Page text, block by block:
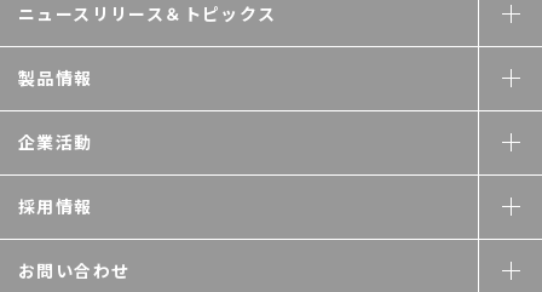
ニュースリリース＆ トピックス
製品情報
企業活動
採用情報
お問い合わせ